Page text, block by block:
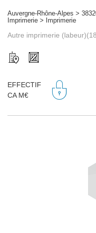
Auvergne-Rhône-Alpes >
Imprimerie > Imprimerie
Autre imprimerie
EFFECTIF
CA M€